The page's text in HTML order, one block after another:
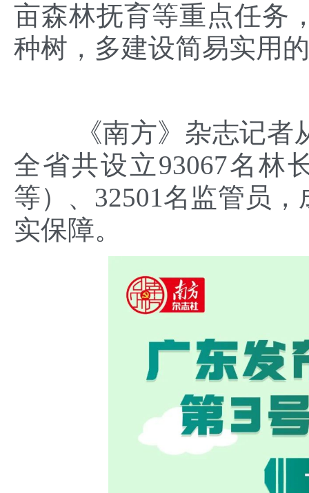
亩森林抚育等重点任务
种树，多建设简易实用
《南方》杂志记者从
全省共设立93067名林
等）、32501名监管员
实保障。